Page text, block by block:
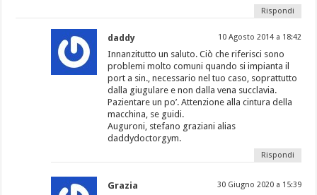
Rispondi
daddy 10 Agosto 2014 a 18:42
Innanzitutto un saluto. Ciò che riferisci sono
problemi molto comuni quando si impianta il
port a sin., necessario nel tuo caso, soprattutto
dalla giugulare e non dalla vena succlavia.
Pazientare un po’. Attenzione alla cintura della
macchina, se guidi.
Auguroni, stefano graziani alias
daddydoctorgym.
Rispondi
Grazia 30 Giugno 2020 a 15:39